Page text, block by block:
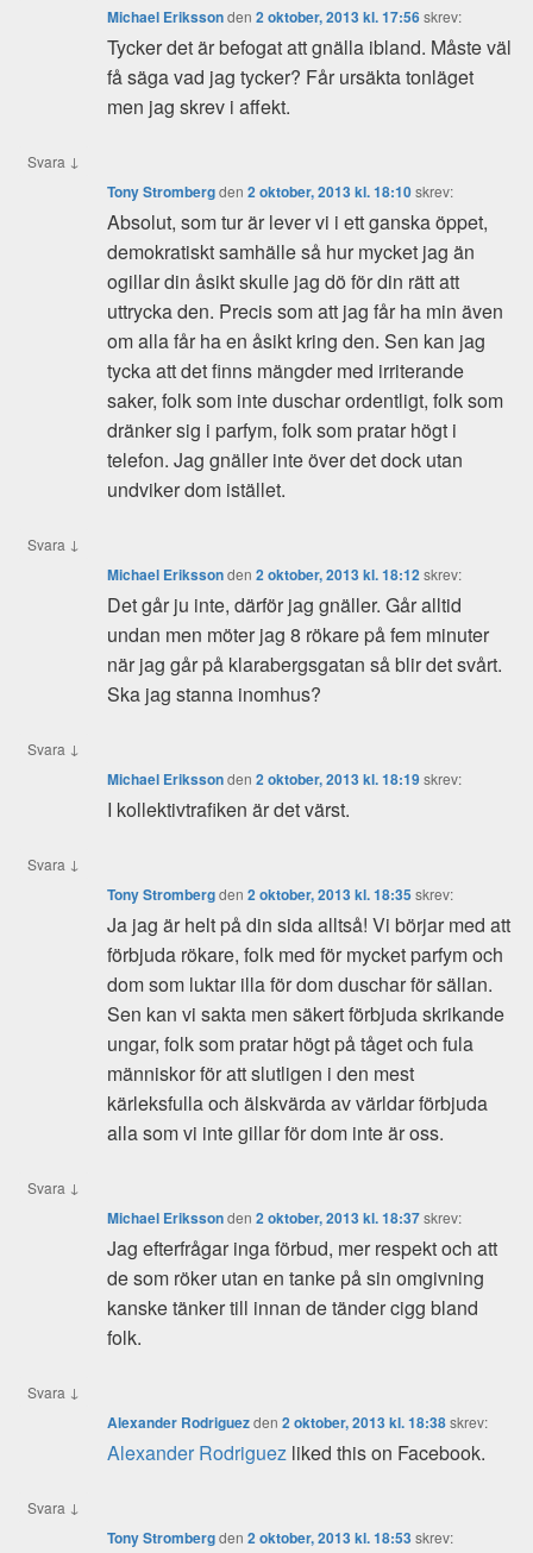
Michael Erikssonden2 oktober, 2013 kl. 17:56skrev:
Tycker det är befogat att gnälla ibland. Måste väl
få säga vad jag tycker? Får ursäkta tonläget
men jag skrev i affekt.
Svara ↓
Tony Strombergden2 oktober, 2013 kl. 18:10skrev:
Absolut, som tur är lever vi i ett ganska öppet,
demokratiskt samhälle så hur mycket jag än
ogillar din åsikt skulle jag dö för din rätt att
uttrycka den. Precis som att jag får ha min även
om alla får ha en åsikt kring den. Sen kan jag
tycka att det finns mängder med irriterande
saker, folk som inte duschar ordentligt, folk som
dränker sig i parfym, folk som pratar högt i
telefon. Jag gnäller inte över det dock utan
undviker dom istället.
Svara ↓
Michael Erikssonden2 oktober, 2013 kl. 18:12skrev:
Det går ju inte, därför jag gnäller. Går alltid
undan men möter jag 8 rökare på fem minuter
när jag går på klarabergsgatan så blir det svårt.
Ska jag stanna inomhus?
Svara ↓
Michael Erikssonden2 oktober, 2013 kl. 18:19skrev:
I kollektivtrafiken är det värst.
Svara ↓
Tony Strombergden2 oktober, 2013 kl. 18:35 skrev:
Ja jag är helt på din sida alltså! Vi börjar med att
förbjuda rökare, folk med för mycket parfym och
dom som luktar illa för dom duschar för sällan.
Sen kan vi sakta men säkert förbjuda skrikande
ungar, folk som pratar högt på tåget och fula
människor för att slutligen i den mest
kärleksfulla och älskvärda av världar förbjuda
alla som vi inte gillar för dom inte är oss.
Svara ↓
Michael Erikssonden2 oktober, 2013 kl. 18:37skrev:
Jag efterfrågar inga förbud, mer respekt och att
de som röker utan en tanke på sin omgivning
kanske tänker till innan de tänder cigg bland
folk.
Svara ↓
Alexander Rodriguezden2 oktober, 2013 kl. 18:38skrev:
Alexander Rodriguez liked this on Facebook.
Svara ↓
Tony Strombergden2 oktober, 2013 kl. 18:53skrev: